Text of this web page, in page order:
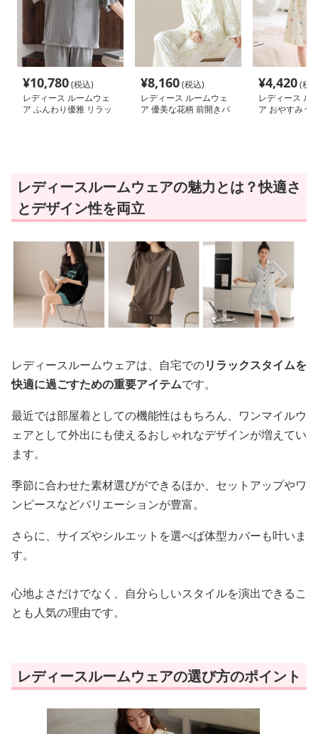
¥10,780(税込)
レディース ルームウェ
ア ふんわり優雅 リラッ
¥8,160(税込)
レディース ルームウェ
ア 優美な花柄 前開きパ
¥4,420(税
レディース ル
ア おやすみう
レディースルームウェアの魅力とは？快適さ
とデザイン性を両立
レディースルームウェアは、自宅でのリラックスタイムを
快適に過ごすための重要アイテムです。
最近では部屋着としての機能性はもちろん、ワンマイルウ
ェアとして外出にも使えるおしゃれなデザインが増えてい
ます。
季節に合わせた素材選びができるほか、セットアップやワ
ンピースなどバリエーションが豊富。
さらに、サイズやシルエットを選べば体型カバーも叶いま
す。
心地よさだけでなく、自分らしいスタイルを演出できるこ
とも人気の理由です。
レディースルームウェアの選び方のポイント